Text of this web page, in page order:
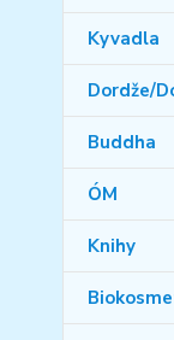
Kyvadla
Dordže/
Buddha
ÓM
Knihy